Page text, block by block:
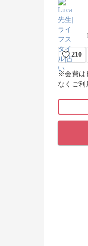
210
※会費は
なくご利